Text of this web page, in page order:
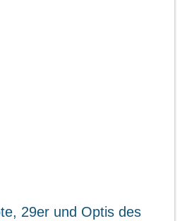
29er und Optis des